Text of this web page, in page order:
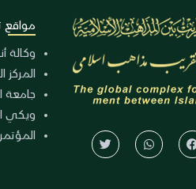
مواقع
وكالة
المركز
جامعة
ويكي
المؤتمر الدولي